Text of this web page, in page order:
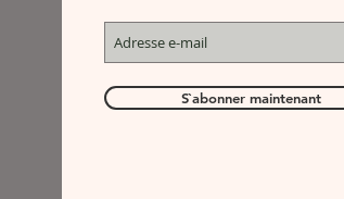
S`abonner maintenant